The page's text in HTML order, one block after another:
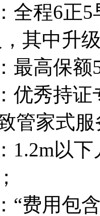
全程6正
其中升
最高保
优秀持
管家式服
1.2m以
“费用包